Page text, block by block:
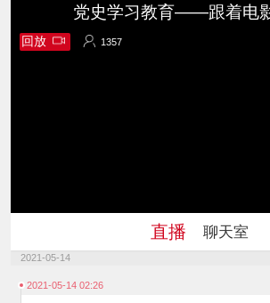
回放 1357
党史学习教育——跟着电
直播 聊天室
2021-05-14
2021-05-14 02:26